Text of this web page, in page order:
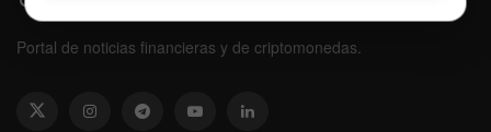
Portal de noticias financieras y de criptomonedas.